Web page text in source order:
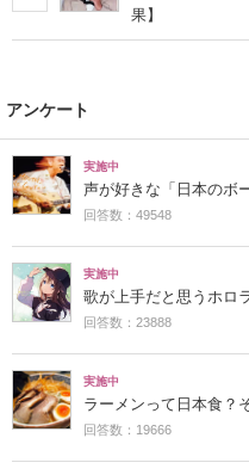
果】
アンケート
実施中
声が好きな「日本のボ
回答数：49548
実施中
歌が上手だと思うホロ
回答数：23888
実施中
ラーメンって日本食？
回答数：19666